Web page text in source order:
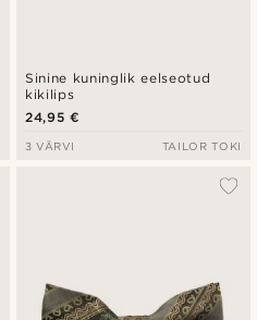
Sinine kuninglik eelseotud
kikilips
24,95 €
3 VÄRVI TAILOR TOKI